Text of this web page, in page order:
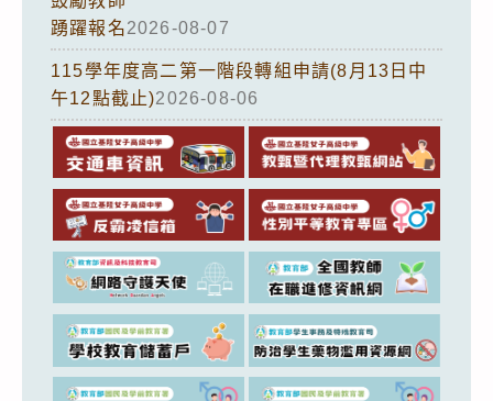
踴躍報名2026-08-07
115學年度高二第一階段轉組申請(8月13日中
午12點截止)2026-08-06